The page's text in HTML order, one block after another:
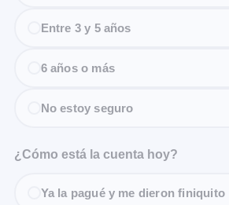
Entre 3 y 5 años
6 años o más
No estoy seguro
¿Cómo está la cuenta hoy?
Ya la pagué y me dieron finiquito